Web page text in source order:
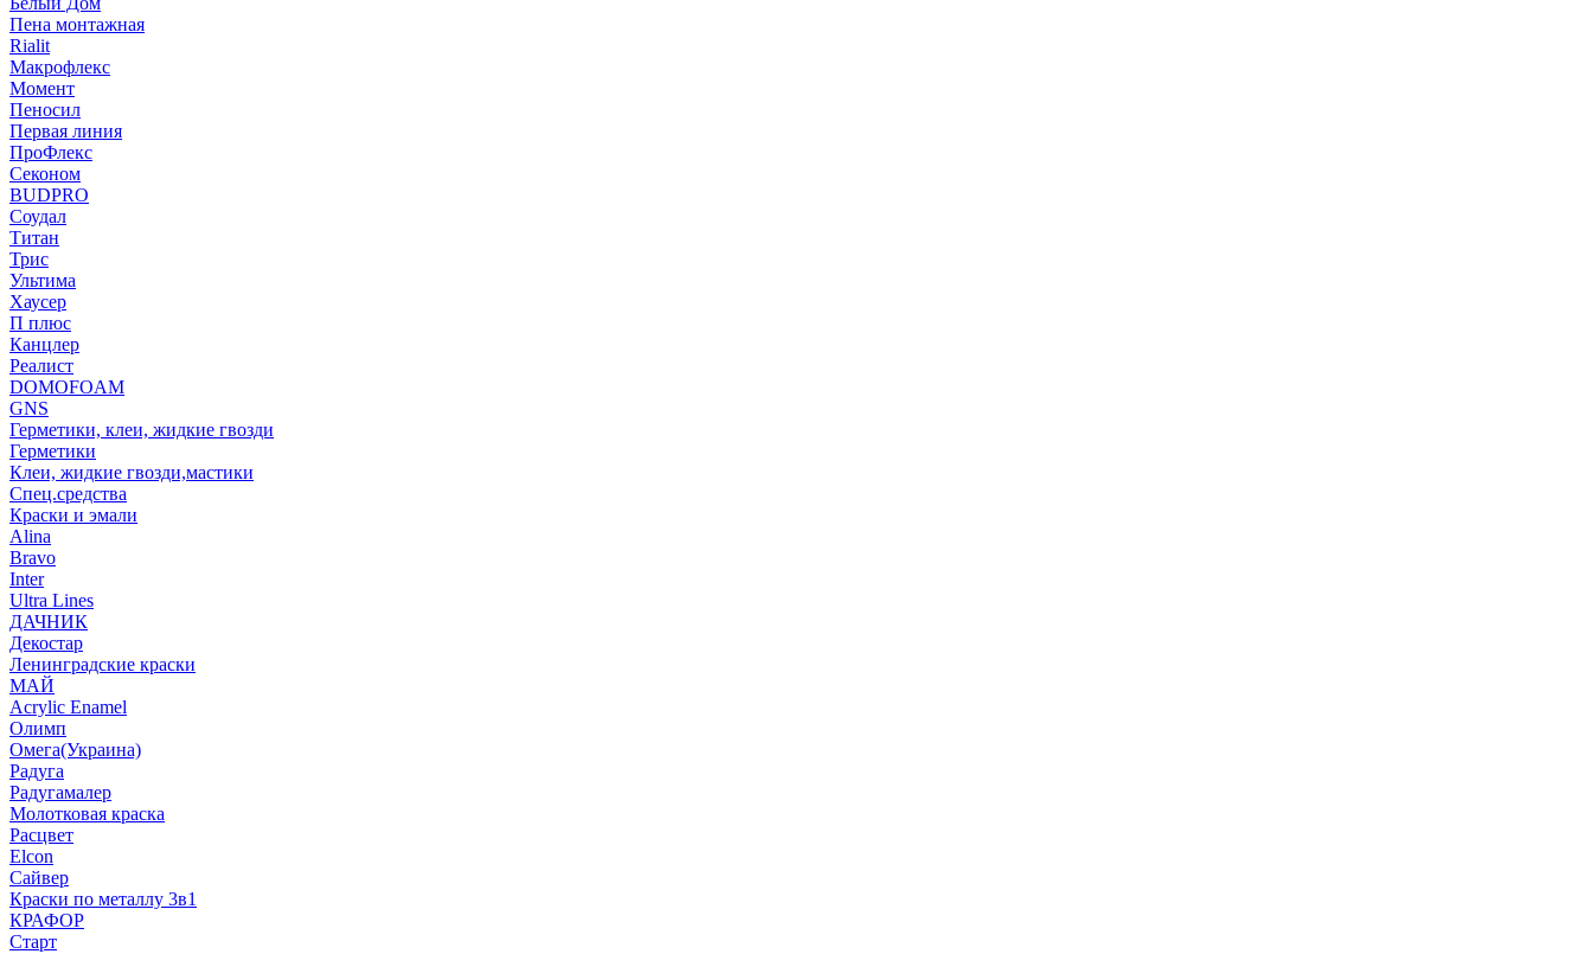
Пена монтажная
Rialit
Макрофлекс
Момент
Пеносил
Первая линия
ПроФлекс
Секоном
BUDPRO
Соудал
Титан
Трис
Ультима
Хаусер
П плюс
Канцлер
Реалист
DOMOFOAM
GNS
Герметики, клеи, жидкие гвозди
Герметики
Клеи, жидкие гвозди,мастики
Спец.средства
Краски и эмали
Alina
Bravo
Inter
Ultra Lines
ДАЧНИК
Декостар
Ленинградские краски
МАЙ
Acrylic Enamel
Олимп
Омега(Украина)
Радуга
Радугамалер
Молотковая краска
Расцвет
Elcon
Сайвер
Краски по металлу 3в1
КРАФОР
Старт